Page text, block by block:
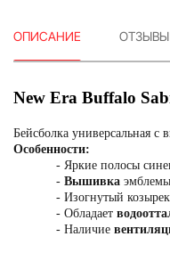
ОПИСАНИЕ ОТЗЫВЫ
New Era Buffalo
Бейсболка универсальная
Особенности:
- Яркие полосы
- Вышивка
- Изогнутый козырек
- Обладает
- Наличие